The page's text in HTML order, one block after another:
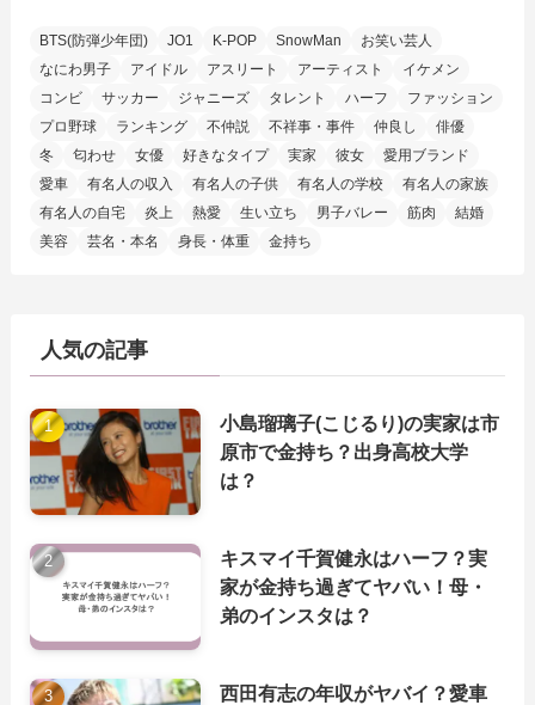
BTS(防弾少年団) JO1 K-POP SnowMan
お笑い芸人
なにわ男子
アイドル アスリート アーティスト
イケメン
コンビ
サッカー ジャニーズ タレント ハーフ
ファッション
プロ野球
ランキング 不仲説 不祥事・事件 仲良し
俳優
冬
匂わせ 女優 好きなタイプ 実家 彼女
愛用ブランド
愛車
有名人の収入 有名人の子供 有名人の学校
有名人の家族
有名人の自宅
炎上 熱愛 生い立ち 男子バレー 筋肉
結婚
美容
芸名・本名 身長・体重 金持ち
人気の記事
小島瑠璃子(こじるり)の実家は市
原市で金持ち？出身高校大学
は？
キスマイ千賀健永はハーフ？実
家が金持ち過ぎてヤバい！母・
弟のインスタは？
西田有志の年収がヤバイ？愛車